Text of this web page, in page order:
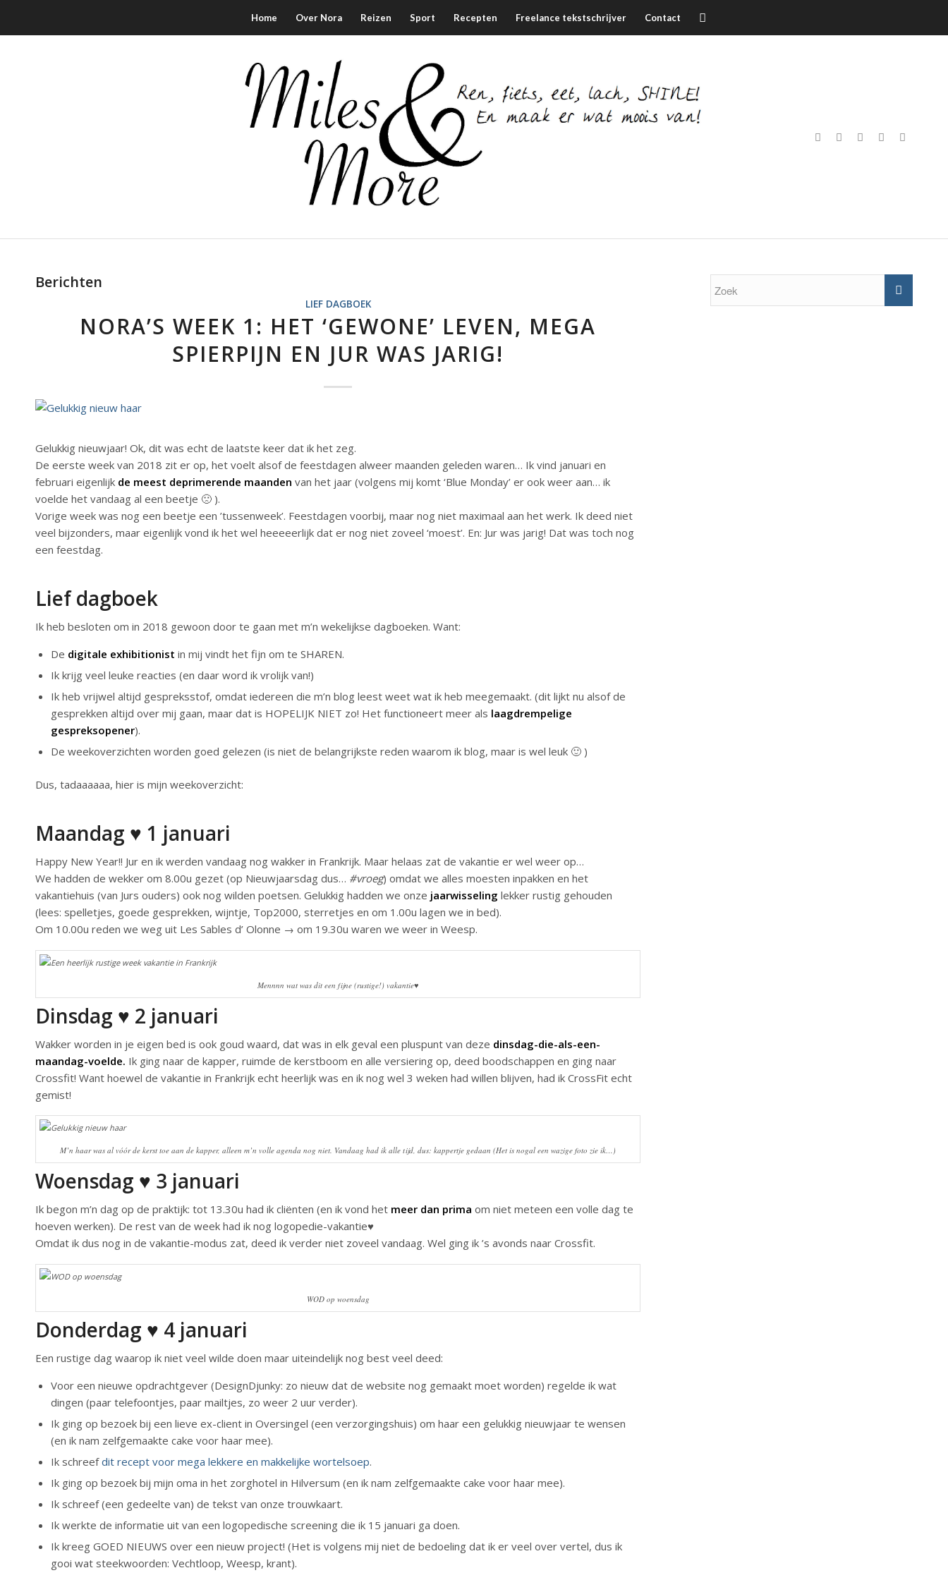
Home Over Nora Reizen Sport Recepten Freelance tekstschrijver Contact
Berichten
LIEF DAGBOEK
NORA’S WEEK 1: HET ‘GEWONE’ LEVEN, MEGA
SPIERPIJN EN JUR WAS JARIG!
Gelukkig nieuwjaar! Ok, dit was echt de laatste keer dat ik het zeg.
De eerste week van 2018 zit er op, het voelt alsof de feestdagen alweer maanden geleden waren… Ik vind januari en
februari eigenlijk de meest deprimerende maanden van het jaar (volgens mij komt ‘Blue Monday’ er ook weer aan… ik
voelde het vandaag al een beetje 🙁 ).
Vorige week was nog een beetje een ’tussenweek’. Feestdagen voorbij, maar nog niet maximaal aan het werk. Ik deed niet
veel bijzonders, maar eigenlijk vond ik het wel heeeeerlijk dat er nog niet zoveel ‘moest’. En: Jur was jarig! Dat was toch nog
een feestdag.
Lief dagboek
Ik heb besloten om in 2018 gewoon door te gaan met m’n wekelijkse dagboeken. Want:
De digitale exhibitionist in mij vindt het fijn om te SHAREN.
Ik krijg veel leuke reacties (en daar word ik vrolijk van!)
Ik heb vrijwel altijd gespreksstof, omdat iedereen die m’n blog leest weet wat ik heb meegemaakt. (dit lijkt nu alsof de
gesprekken altijd over mij gaan, maar dat is HOPELIJK NIET zo! Het functioneert meer als laagdrempelige
gespreksopener).
De weekoverzichten worden goed gelezen (is niet de belangrijkste reden waarom ik blog, maar is wel leuk 🙂 )
Dus, tadaaaaaa, hier is mijn weekoverzicht:
Maandag ♥ 1 januari
Happy New Year!! Jur en ik werden vandaag nog wakker in Frankrijk. Maar helaas zat de vakantie er wel weer op…
We hadden de wekker om 8.00u gezet (op Nieuwjaarsdag dus… #vroeg) omdat we alles moesten inpakken en het
vakantiehuis (van Jurs ouders) ook nog wilden poetsen. Gelukkig hadden we onze jaarwisseling lekker rustig gehouden
(lees: spelletjes, goede gesprekken, wijntje, Top2000, sterretjes en om 1.00u lagen we in bed).
Om 10.00u reden we weg uit Les Sables d’ Olonne → om 19.30u waren we weer in Weesp.
Mennnn wat was dit een fijne (rustige!) vakantie♥
Dinsdag ♥ 2 januari
Wakker worden in je eigen bed is ook goud waard, dat was in elk geval een pluspunt van deze dinsdag-die-als-een-
maandag-voelde. Ik ging naar de kapper, ruimde de kerstboom en alle versiering op, deed boodschappen en ging naar
Crossfit! Want hoewel de vakantie in Frankrijk echt heerlijk was en ik nog wel 3 weken had willen blijven, had ik CrossFit echt
gemist!
M’n haar was al vóór de kerst toe aan de kapper, alleen m’n volle agenda nog niet. Vandaag had ik alle tijd, dus: kappertje gedaan (Het is nogal een wazige foto zie ik…)
Woensdag ♥ 3 januari
Ik begon m’n dag op de praktijk: tot 13.30u had ik cliënten (en ik vond het meer dan prima om niet meteen een volle dag te
hoeven werken). De rest van de week had ik nog logopedie-vakantie♥
Omdat ik dus nog in de vakantie-modus zat, deed ik verder niet zoveel vandaag. Wel ging ik ’s avonds naar Crossfit.
WOD op woensdag
Donderdag ♥ 4 januari
Een rustige dag waarop ik niet veel wilde doen maar uiteindelijk nog best veel deed:
Voor een nieuwe opdrachtgever (DesignDjunky: zo nieuw dat de website nog gemaakt moet worden) regelde ik wat
dingen (paar telefoontjes, paar mailtjes, zo weer 2 uur verder).
Ik ging op bezoek bij een lieve ex-client in Oversingel (een verzorgingshuis) om haar een gelukkig nieuwjaar te wensen
(en ik nam zelfgemaakte cake voor haar mee).
Ik schreefdit recept voor mega lekkere en makkelijke wortelsoep.
Ik ging op bezoek bij mijn oma in het zorghotel in Hilversum (en ik nam zelfgemaakte cake voor haar mee).
Ik schreef (een gedeelte van) de tekst van onze trouwkaart.
Ik werkte de informatie uit van een logopedische screening die ik 15 januari ga doen.
Ik kreeg GOED NIEUWS over een nieuw project! (Het is volgens mij niet de bedoeling dat ik er veel over vertel, dus ik
gooi wat steekwoorden: Vechtloop, Weesp, krant).